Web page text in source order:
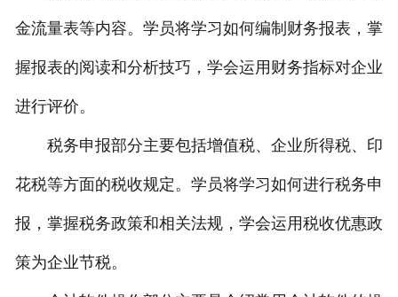
金流量表等内容。学员将学习如何编制财务报表，掌
握报表的阅读和分析技巧，学会运用财务指标对企业
进行评价。
税务申报部分主要包括增值税、企业所得税、印
花税等方面的税收规定。学员将学习如何进行税务申
报，掌握税务政策和相关法规，学会运用税收优惠政
策为企业节税。